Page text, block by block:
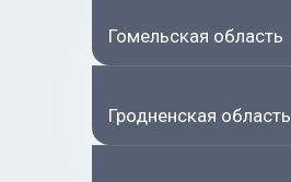
Гомельская область
Гродненская область